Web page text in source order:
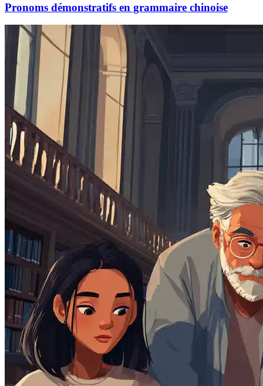
Pronoms démonstratifs en grammaire chinoise